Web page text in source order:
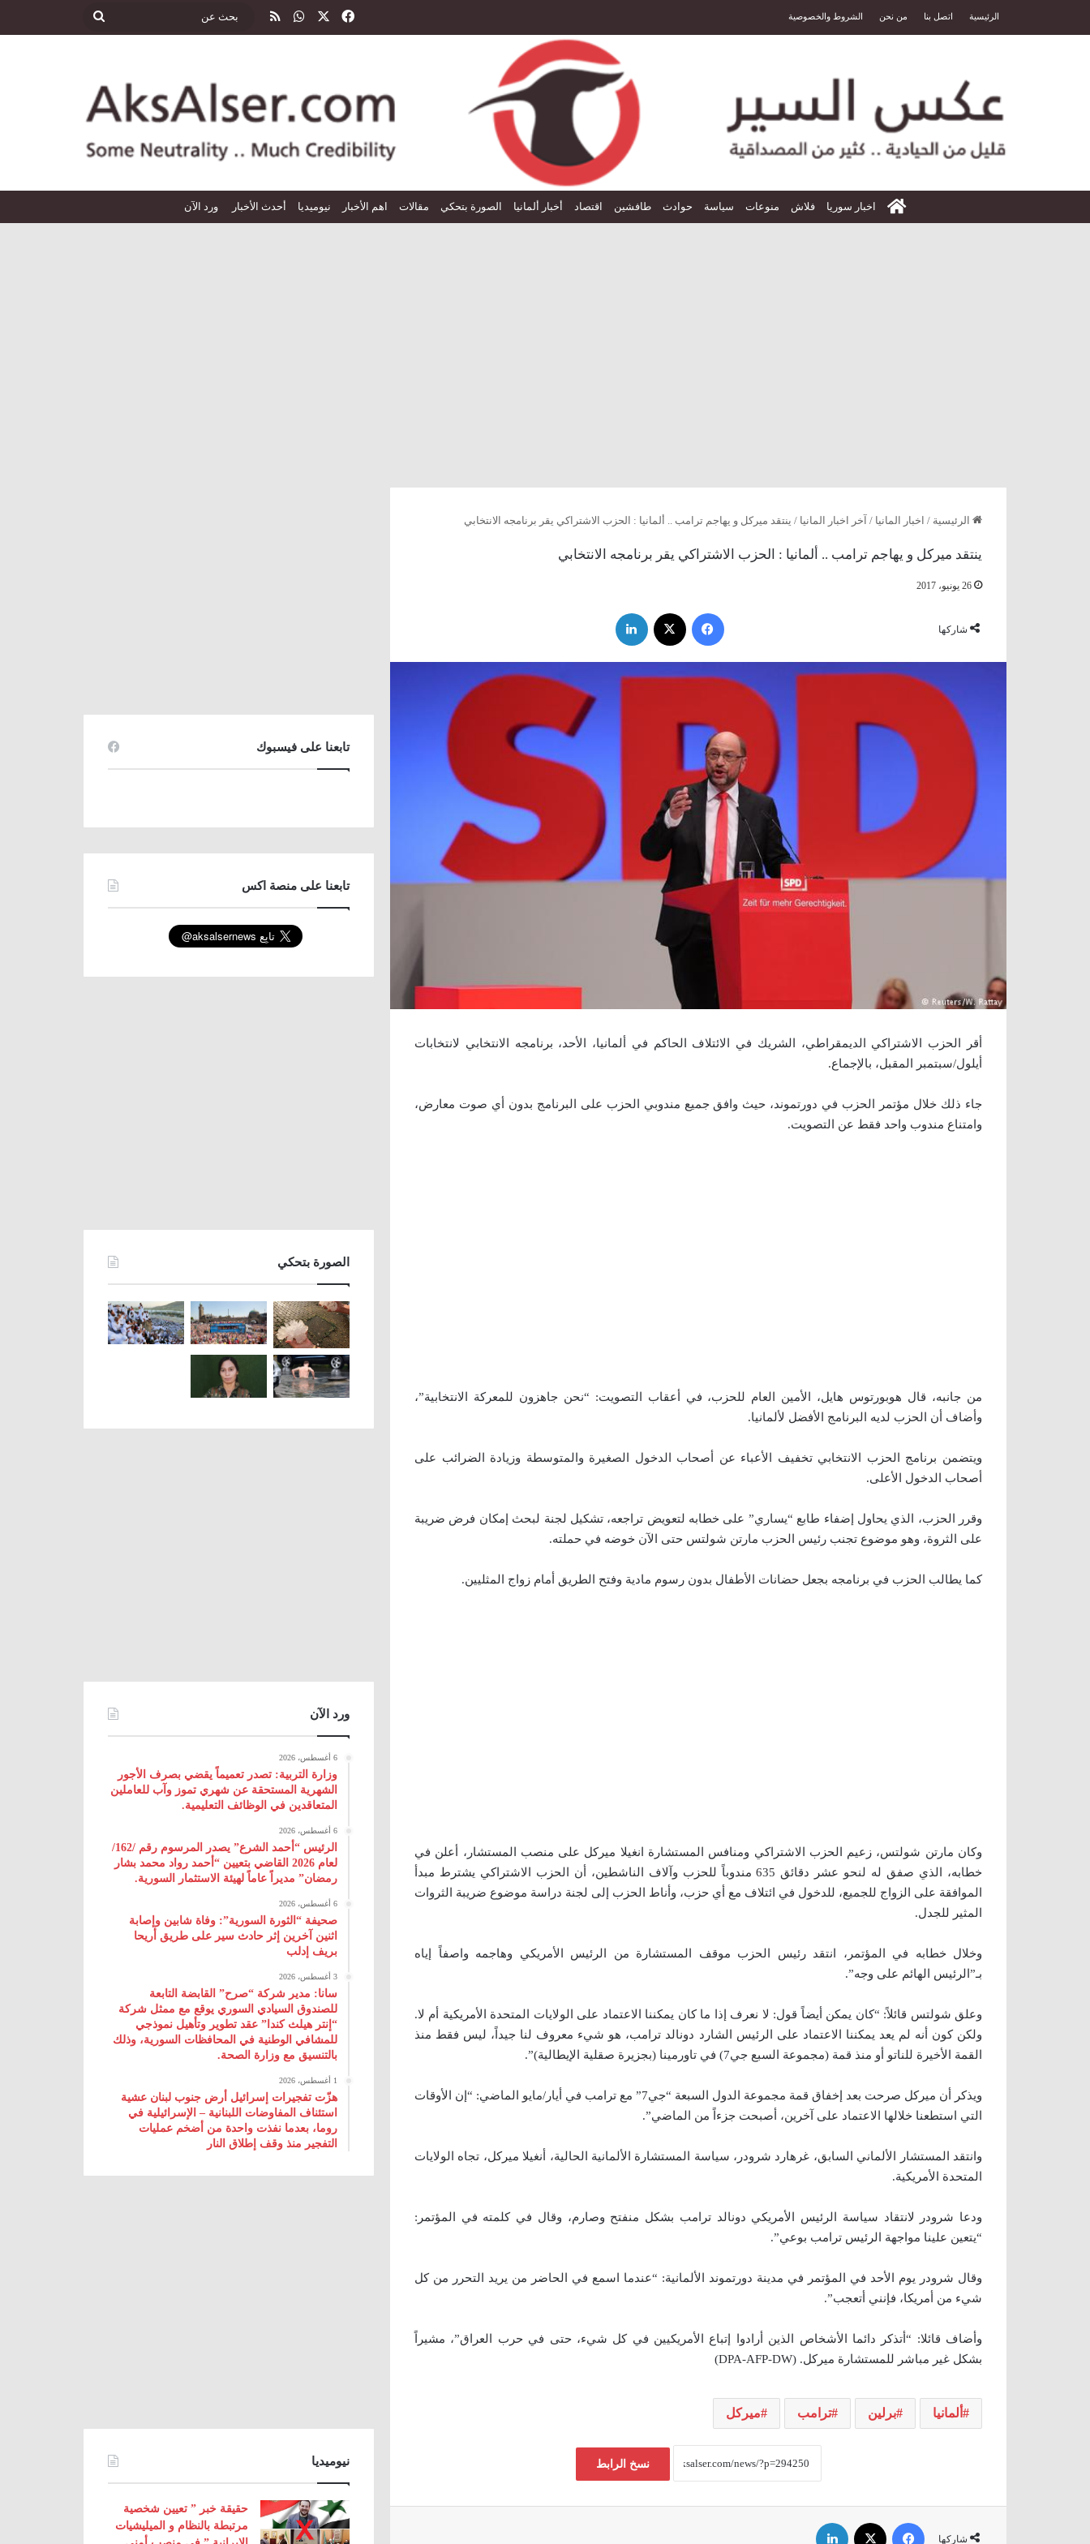
الرئيسية اتصل بنا من نحن الشروط والخصوصية فيسبوك واتسابملخص الموقع RSS بحث
الرئيسية
اخبار سوريا فلاش منوعات سياسة حوادث طافشين اقتصاد أخبار ألمانيا الصورة بتحكي مقالات اهم الأخبار نيوميديا أحدث الأخبار ورد الآن
الرئيسية / اخبار المانيا / آخر اخبار المانيا / ينتقد ميركل و يهاجم ترامب .. ألمانيا : الحزب الاشتراكي يقر برنامجه الانتخابي
ينتقد ميركل و يهاجم ترامب .. ألمانيا : الحزب الاشتراكي يقر برنامجه الانتخابي
26 يونيو، 2017
شاركها
فيسبوك
أقر الحزب الاشتراكي الديمقراطي، الشريك في الائتلاف الحاكم في ألمانيا، الأحد، برنامجه الانتخابي لانتخابات
أيلول/سبتمبر المقبل، بالإجماع.
جاء ذلك خلال مؤتمر الحزب في دورتموند، حيث وافق جميع مندوبي الحزب على البرنامج بدون أي صوت معارض،
وامتناع مندوب واحد فقط عن التصويت.
من جانبه، قال هوبورتوس هايل، الأمين العام للحزب، في أعقاب التصويت: “نحن جاهزون للمعركة الانتخابية”،
وأضاف أن الحزب لديه البرنامج الأفضل لألمانيا.
ويتضمن برنامج الحزب الانتخابي تخفيف الأعباء عن أصحاب الدخول الصغيرة والمتوسطة وزيادة الضرائب على
أصحاب الدخول الأعلى.
وقرر الحزب، الذي يحاول إضفاء طابع “يساري” على خطابه لتعويض تراجعه، تشكيل لجنة لبحث إمكان فرض ضريبة
على الثروة، وهو موضوع تجنب رئيس الحزب مارتن شولتس حتى الآن خوضه في حملته.
كما يطالب الحزب في برنامجه بجعل حضانات الأطفال بدون رسوم مادية وفتح الطريق أمام زواج المثليين.
وكان مارتن شولتس، زعيم الحزب الاشتراكي ومنافس المستشارة انغيلا ميركل على منصب المستشار، أعلن في
خطابه، الذي صفق له لنحو عشر دقائق 635 مندوباً للحزب وآلاف الناشطين، أن الحزب الاشتراكي يشترط مبدأ
الموافقة على الزواج للجميع، للدخول في ائتلاف مع أي حزب، وأناط الحزب إلى لجنة دراسة موضوع ضريبة الثروات
المثير للجدل.
وخلال خطابه في المؤتمر، انتقد رئيس الحزب موقف المستشارة من الرئيس الأمريكي وهاجمه واصفاً إياه
بـ”الرئيس الهائم على وجه”.
وعلق شولتس قائلاً: “كان يمكن أيضاً قول: لا نعرف إذا ما كان يمكننا الاعتماد على الولايات المتحدة الأمريكية أم لا.
ولكن كون أنه لم يعد يمكننا الاعتماد على الرئيس الشارد دونالد ترامب، هو شيء معروف لنا جيداً، ليس فقط منذ
القمة الأخيرة للناتو أو منذ قمة (مجموعة السبع جي7) في تاورمينا (بجزيرة صقلية الإيطالية)”.
ويذكر أن ميركل صرحت بعد إخفاق قمة مجموعة الدول السبعة “جي7” مع ترامب في أيار/مايو الماضي: “إن الأوقات
التي استطعنا خلالها الاعتماد على آخرين، أصبحت جزءاً من الماضي”.
وانتقد المستشار الألماني السابق، غرهارد شرودر، سياسة المستشارة الألمانية الحالية، أنغيلا ميركل، تجاه الولايات
المتحدة الأمريكية.
ودعا شرودر لانتقاد سياسة الرئيس الأمريكي دونالد ترامب بشكل منفتح وصارم، وقال في كلمته في المؤتمر:
“يتعين علينا مواجهة الرئيس ترامب بوعي”.
وقال شرودر يوم الأحد في المؤتمر في مدينة دورتموند الألمانية: “عندما اسمع في الحاضر من يريد التحرر من كل
شيء من أمريكا، فإنني أتعجب”.
وأضاف قائلا: “أتذكر دائما الأشخاص الذين أرادوا إتباع الأمريكيين في كل شيء، حتى في حرب العراق”، مشيراً
بشكل غير مباشر للمستشارة ميركل. (DPA-AFP-DW)
ألمانيا برلين ترامب ميركل
نسخ الرابط
شاركها
فيسبوك
تابعنا على فيسبوك
تابعنا على منصة اكس
الصورة بتحكي
ورد الآن
6 أغسطس، 2026
وزارة التربية: تصدر تعميماً يقضي بصرف الأجور
الشهرية المستحقة عن شهري تموز وآب للعاملين
المتعاقدين في الوظائف التعليمية.
6 أغسطس، 2026
الرئيس “أحمد الشرع” يصدر المرسوم رقم /162/
لعام 2026 ‌القاضي بتعيين “أحمد رواد محمد بشار
رمضان” مديراً عاماً لهيئة ‌الاستثمار السورية.
6 أغسطس، 2026
صحيفة “الثورة السورية”: وفاة شابين وإصابة
اثنين آخرين إثر حادث سير على طريق أريحا
بريف إدلب
3 أغسطس، 2026
سانا: مدير شركة “صرح” القابضة التابعة
للصندوق السيادي السوري يوقع مع ممثل شركة
“إنتر هيلث كندا” عقد تطوير وتأهيل نموذجي
للمشافي الوطنية في المحافظات السورية، وذلك
بالتنسيق مع وزارة الصحة.
1 أغسطس، 2026
هزّت تفجيرات إسرائيل أرض جنوب لبنان عشية
استئناف المفاوضات اللبنانية – الإسرائيلية في
روما، بعدما نفذت واحدة من أضخم عمليات
التفجير منذ وقف إطلاق النار
نيوميديا
حقيقة خبر ” تعيين شخصية
مرتبطة بالنظام و الميليشيات